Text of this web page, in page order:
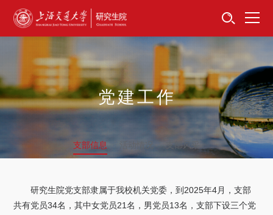
首页
招生工作
培养服务
党建工作
支部信息 支部风采
研究生院党支部隶属于我校机关党委，到2025年4月，支部
共有党员34名，其中女党员21名，男党员13名，支部下设三个党